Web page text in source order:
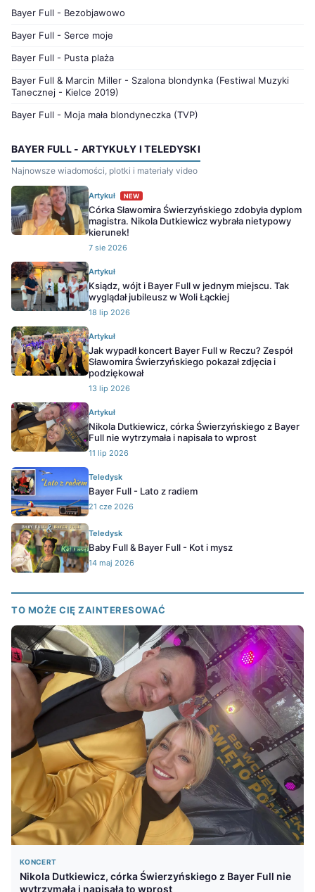
Bayer Full - Bezobjawowo
Bayer Full - Serce moje
Bayer Full - Pusta plaża
Bayer Full & Marcin Miller - Szalona blondynka (Festiwal Muzyki
Tanecznej - Kielce 2019)
Bayer Full - Moja mała blondyneczka (TVP)
BAYER FULL - ARTYKUŁY I TELEDYSKI
Najnowsze wiadomości, plotki i materiały video
Artykuł NEW
Córka Sławomira Świerzyńskiego zdobyła dyplom
magistra. Nikola Dutkiewicz wybrała nietypowy
kierunek!
7 sie 2026
Artykuł
Ksiądz, wójt i Bayer Full w jednym miejscu. Tak
wyglądał jubileusz w Woli Łąckiej
18 lip 2026
Artykuł
Jak wypadł koncert Bayer Full w Reczu? Zespół
Sławomira Świerzyńskiego pokazał zdjęcia i
podziękował
13 lip 2026
Artykuł
Nikola Dutkiewicz, córka Świerzyńskiego z Bayer
Full nie wytrzymała i napisała to wprost
11 lip 2026
Teledysk
Bayer Full - Lato z radiem
21 cze 2026
Teledysk
Baby Full & Bayer Full - Kot i mysz
14 maj 2026
TO MOŻE CIĘ ZAINTERESOWAĆ
KONCERT
Nikola Dutkiewicz, córka Świerzyńskiego z Bayer Full nie
wytrzymała i napisała to wprost